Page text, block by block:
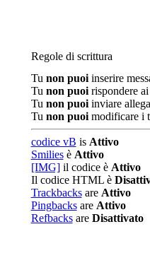
Regole di scrittura
Tu non puoiinserire
Tu non puoirispondere ai
Tu non puoiinviare
Tu non puoimodificare i
codice vB is Attivo
Smiliesè Attivo
[IMG]il codice è Attivo
Il codice HTML è
Trackbacksare Attivo
Pingbacksare Attivo
Refbacksare Disattivato